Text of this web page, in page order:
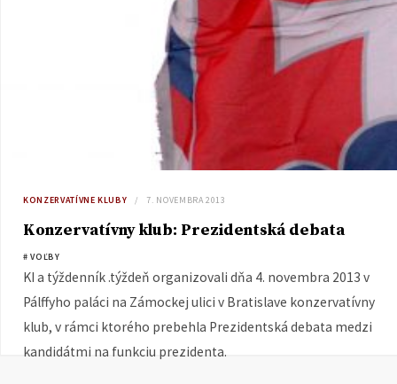
KONZERVATÍVNE KLUBY 7. NOVEMBRA 2013
Konzervatívny klub: Prezidentská debata
# VOĽBY
KI a týždenník .týždeň organizovali dňa 4. novembra 2013 v
Pálffyho paláci na Zámockej ulici v Bratislave konzervatívny
klub, v rámci ktorého prebehla Prezidentská debata medzi
kandidátmi na funkciu prezidenta.